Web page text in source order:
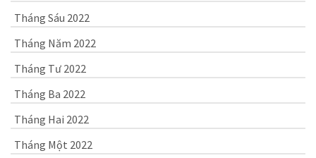
Tháng Sáu 2022
Tháng Năm 2022
Tháng Tư 2022
Tháng Ba 2022
Tháng Hai 2022
Tháng Một 2022